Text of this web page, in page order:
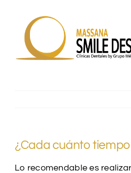
content
¿Cada cuánto
Lo recomendable es